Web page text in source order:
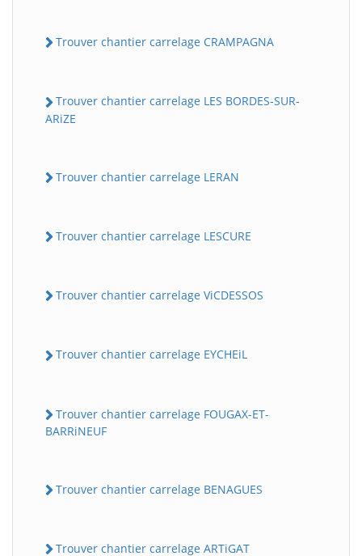
Trouver chantier carrelage CRAMPAGNA
Trouver chantier carrelage LES BORDES-SUR-
ARiZE
Trouver chantier carrelage LERAN
Trouver chantier carrelage LESCURE
Trouver chantier carrelage ViCDESSOS
Trouver chantier carrelage EYCHEiL
Trouver chantier carrelage FOUGAX-ET-
BARRiNEUF
Trouver chantier carrelage BENAGUES
Trouver chantier carrelage ARTiGAT